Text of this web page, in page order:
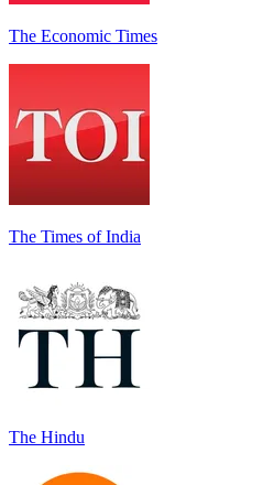
The Economic Times
The Times of India
The Hindu